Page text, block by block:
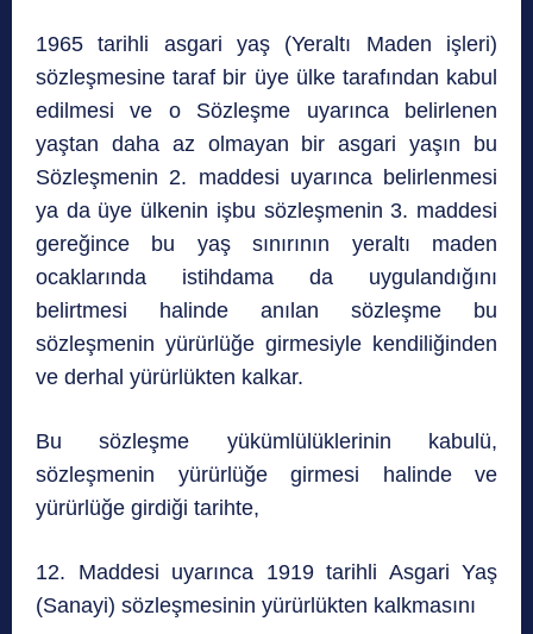
1965 tarihli asgari yaş (Yeraltı Maden işleri)
sözleşmesine taraf bir üye ülke tarafından kabul
edilmesi ve o Sözleşme uyarınca belirlenen
yaştan daha az olmayan bir asgari yaşın bu
Sözleşmenin 2. maddesi uyarınca belirlenmesi
ya da üye ülkenin işbu sözleşmenin 3. maddesi
gereğince bu yaş sınırının yeraltı maden
ocaklarında istihdama da uygulandığını
belirtmesi halinde anılan sözleşme bu
sözleşmenin yürürlüğe girmesiyle kendiliğinden
ve derhal yürürlükten kalkar.
Bu sözleşme yükümlülüklerinin kabulü,
sözleşmenin yürürlüğe girmesi halinde ve
yürürlüğe girdiği tarihte,
12. Maddesi uyarınca 1919 tarihli Asgari Yaş
(Sanayi) sözleşmesinin yürürlükten kalkmasını